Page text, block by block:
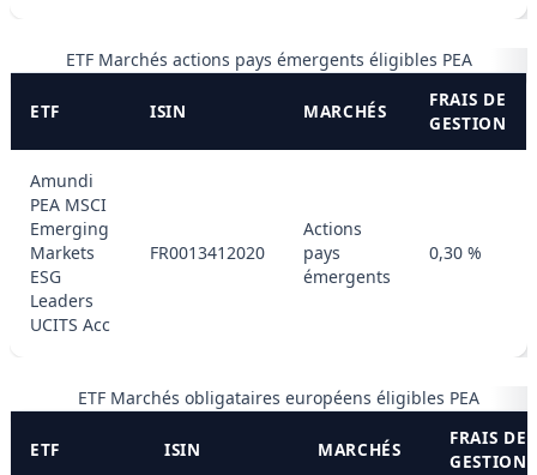
ETF Marchés actions pays émergents éligibles PEA
ETF ISIN MARCHÉS
FRAIS DE
GESTION
Amundi
PEA MSCI
Emerging
Markets
ESG
Leaders
UCITS Acc
FR0013412020
Actions
pays
émergents
0,30 %
ETF Marchés obligataires européens éligibles PEA
ETF ISIN MARCHÉS
FRAIS DE
GESTION